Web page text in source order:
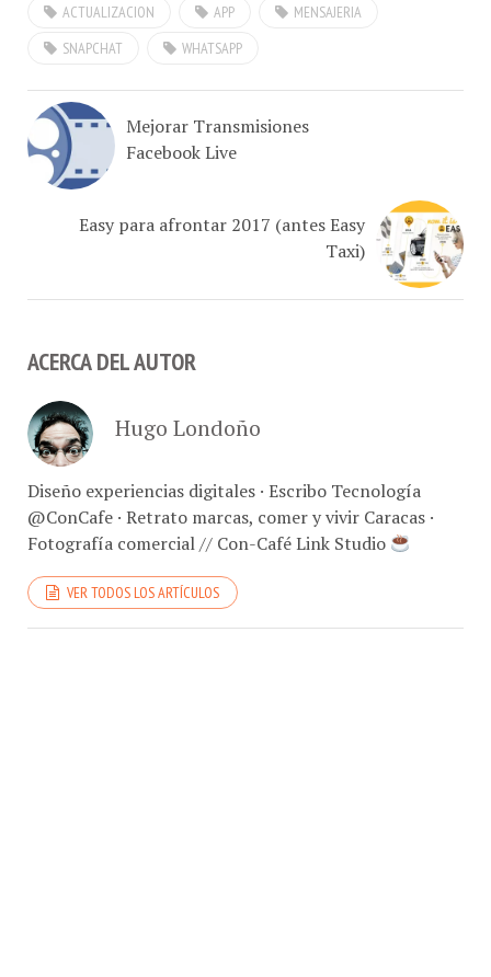
que están trabajando para
restablecer la normalidad
cortesía de techcrunch
Actualización: WhatsApp
levanta, ver…
SNAPCHAT
WHATSAPP
Facebook Live
Taxi)
Diseño experiencias digitales · Escribo Tecnología
@ConCafe · Retrato marcas, comer y vivir Caracas ·
Fotografía comercial // Con-Café Link Studio